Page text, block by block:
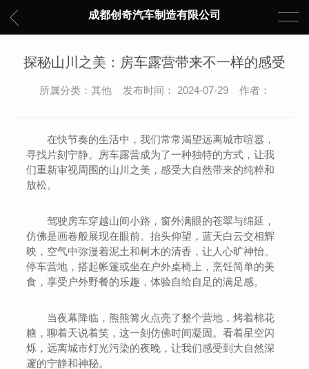
成都创奇汽车制造有限公司
探秘山川之美：房车露营带来不一样的感受
所属分类：其他 发布时间： 2024-07-29 作者：
在快节奏的生活中，我们常常渴望远离城市喧嚣，
寻找片刻宁静。房车露营成为了一种独特的方式，让我
们重新审视周围的山川之美，感受大自然带来的纯粹和
放松。
驾驶房车穿越山间小路，窗外满眼的苍翠与绵延，
仿佛是画卷般展现在眼前。抬头仰望，蓝天白云交相辉
映，空气中弥漫着泥土和树木的清香，让人心旷神怡。
停车营地，搭起帐篷或坐在户外桌椅上，烹饪简单的美
食，享受户外野餐的乐趣，体验自给自足的满足感。
当夜幕降临，熊熊篝火点亮了整个营地，烤着棉花
糖，聊着天说着笑，这一刻仿佛时间凝固。看着星空闪
烁，远离城市灯光污染的夜晚，让我们感受到大自然深
邃的宁静和神秘。